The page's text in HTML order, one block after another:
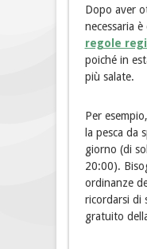
Dopo aver
necessaria
regole
poiché in
più salate.
Per esempio,
la pesca da
giorno (di
20:00).
ordinanze
ricordarsi di
gratuito